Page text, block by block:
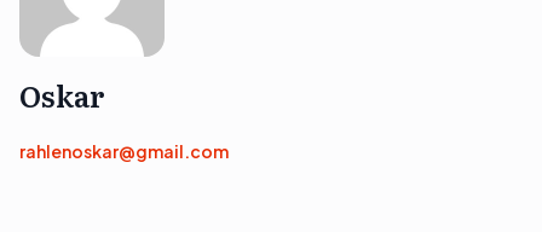
Oskar
rahlenoskar@gmail.com